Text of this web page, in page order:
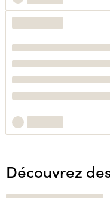
Découvrez